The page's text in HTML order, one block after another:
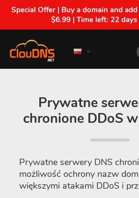
Special Offer | Buy a domain and
$6.99 | Time left: 22
Prywatne
chronione DDoS
Prywatne serwery DNS
możliwość ochrony nazw
większymi atakami DDoS i